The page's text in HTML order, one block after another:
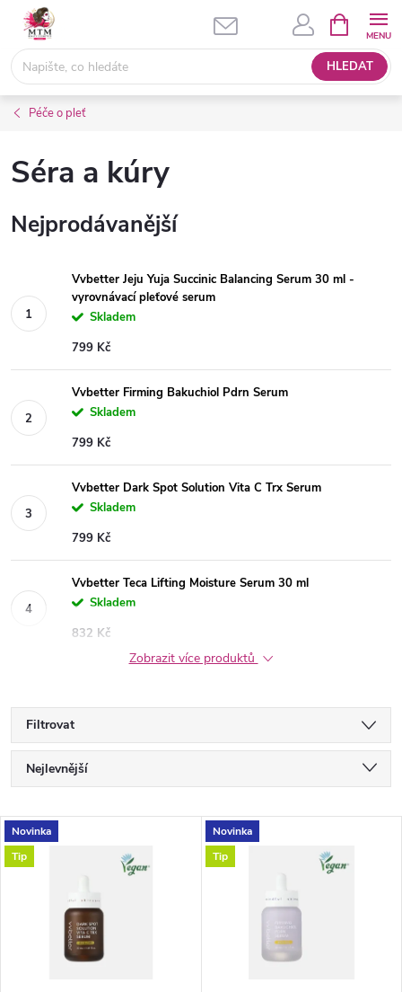
Přejít
obsah
HLEDAT
NÁKUPNÍ
KOŠÍK
Péče o pleť
Séra a kúry
Nejprodávanější
Vvbetter Jeju Yuja Succinic Balancing Serum 30 ml -
vyrovnávací pleťové serum
Skladem
799 Kč
Vvbetter Firming Bakuchiol Pdrn Serum
Skladem
799 Kč
Vvbetter Dark Spot Solution Vita C Trx Serum
Skladem
799 Kč
Vvbetter Teca Lifting Moisture Serum 30 ml
Skladem
832 Kč
Zobrazit více produktů
Filtrovat
Ř
a
z
Nejlevnější
Nejprodávanější
V
ý
Novinka
Tip
Novinka
Tip